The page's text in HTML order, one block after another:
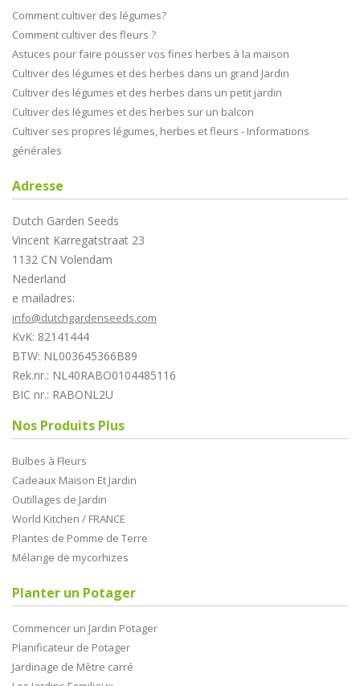
Comment cultiver des légumes?
Comment cultiver des fleurs ?
Astuces pour faire pousser vos fines herbes à la maison
Cultiver des légumes et des herbes dans un grand Jardin
Cultiver des légumes et des herbes dans un petit jardin
Cultiver des légumes et des herbes sur un balcon
Cultiver ses propres légumes, herbes et fleurs - Informations
générales
Adresse
Dutch Garden Seeds
Vincent Karregatstraat 23
1132 CN Volendam
Nederland
e mailadres:
info@dutchgardenseeds.com
KvK: 82141444
BTW: NL003645366B89
Rek.nr.: NL40RABO0104485116
BIC nr.: RABONL2U
Nos Produits Plus
Bulbes à Fleurs
Cadeaux Maison Et Jardin
Outillages de Jardin
World Kitchen / FRANCE
Plantes de Pomme de Terre
Mélange de mycorhizes
Planter un Potager
Commencer un Jardin Potager
Planificateur de Potager
Jardinage de Mètre carré